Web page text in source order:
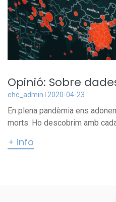
Opinió: Sobre
ehc_admin 2020-04-23
En plena pandèmia ens
morts. Ho descobrim amb
+ info